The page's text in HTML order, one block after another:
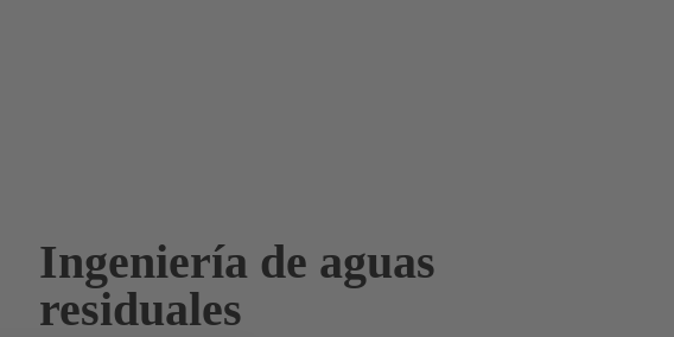
Ingeniería de aguas
residuales